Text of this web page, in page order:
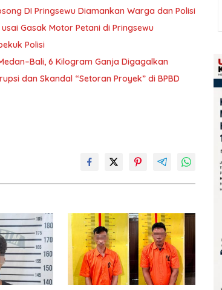
DI Pringsewu Diamankan Warga dan Polisi
Gasak Motor Petani di Pringsewu
Polisi
6 Kilogram Ganja Digagalkan
dan Skandal “Setoran Proyek” di BPBD